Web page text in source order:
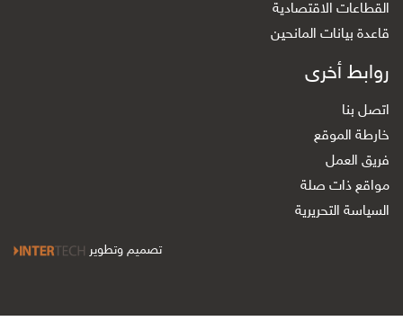
القطاعات الاقتصادية
قاعدة بيانات المانحين
روابط أخرى
اتصل بنا
خارطة الموقع
فريق العمل
مواقع ذات صلة
السياسة التحريرية
تصميم وتطوير